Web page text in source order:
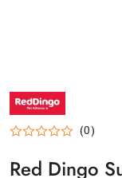
NAZWA
PRODUCENTA:
RED
DINGO (0)
Red Dingo